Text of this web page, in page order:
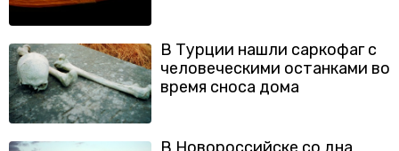
В Турции нашли саркофаг с
человеческими останками во
время сноса дома